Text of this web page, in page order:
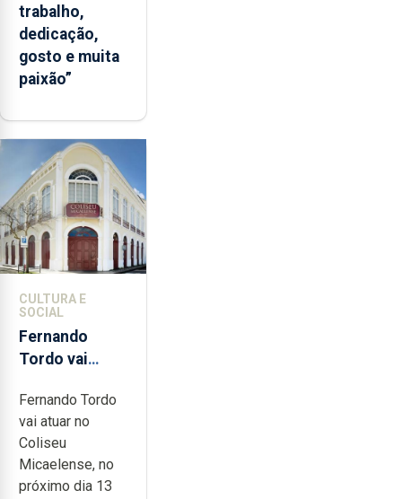
trabalho,
dedicação,
gosto e muita
paixão”
CULTURA E
SOCIAL
Fernando
Tordo vai
anos de
carreira no
Coliseu
Micaelense
Fernando Tordo
vai atuar no
Coliseu
Micaelense, no
próximo dia 13